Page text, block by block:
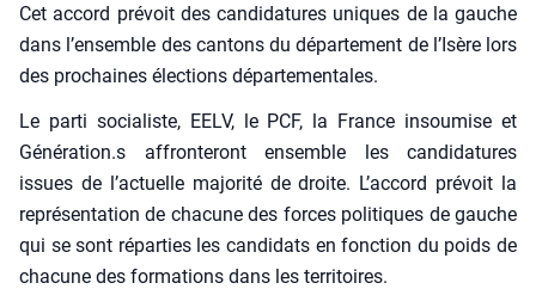
Cet accord pré­voit des can­di­da­tures uniques de la gauche
dans l’ensemble des can­tons du dépar­te­ment de l’Isère lors
des pro­chaines élec­tions dépar­te­men­tales.
Le par­ti socia­liste, EELV, le PCF, la France insou­mise et
Génération.s affron­te­ront ensemble les can­di­da­tures
issues de l’actuelle majo­ri­té de droite. L’accord pré­voit la
repré­sen­ta­tion de cha­cune des forces poli­tiques de gauche
qui se sont répar­ties les can­di­dats en fonc­tion du poids de
cha­cune des for­ma­tions dans les ter­ri­toires.